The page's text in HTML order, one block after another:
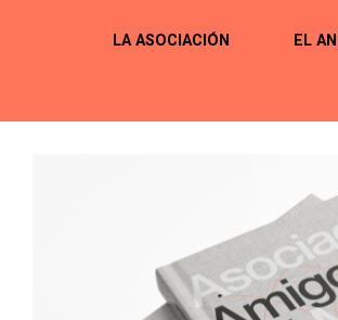
LA ASOCIACIÓN EL